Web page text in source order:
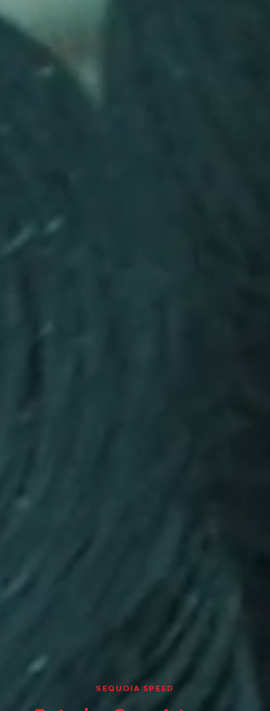
SEQUOIA SPEED